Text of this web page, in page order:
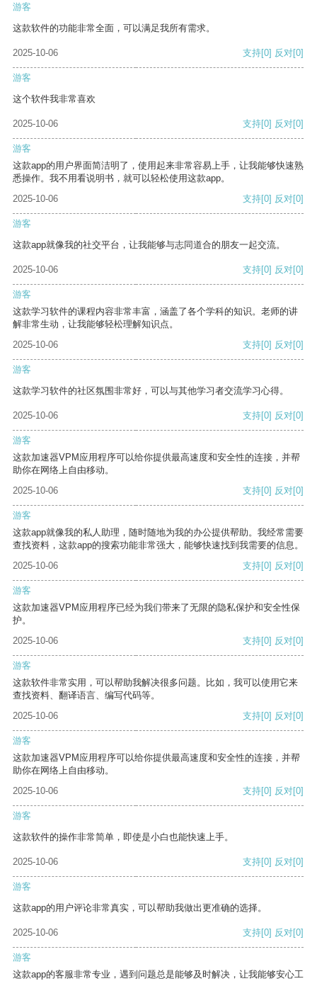
游客
这款软件的功能非常全面，可以满足我所有需求。
2025-10-06 支持[0] 反对[0]
游客
这个软件我非常喜欢
2025-10-06 支持[0] 反对[0]
游客
这款app的用户界面简洁明了，使用起来非常容易上手，让我能够快速熟
悉操作。我不用看说明书，就可以轻松使用这款app。
2025-10-06
支持[0] 反对[0]
游客
这款app就像我的社交平台，让我能够与志同道合的朋友一起交流。
2025-10-06 支持[0] 反对[0]
游客
这款学习软件的课程内容非常丰富，涵盖了各个学科的知识。老师的讲
解非常生动，让我能够轻松理解知识点。
2025-10-06
支持[0] 反对[0]
游客
这款学习软件的社区氛围非常好，可以与其他学习者交流学习心得。
2025-10-06 支持[0] 反对[0]
游客
这款加速器VPM应用程序可以给你提供最高速度和安全性的连接，并帮
助你在网络上自由移动。
2025-10-06
支持[0] 反对[0]
游客
这款app就像我的私人助理，随时随地为我的办公提供帮助。我经常需要
查找资料，这款app的搜索功能非常强大，能够快速找到我需要的信息。
2025-10-06
支持[0] 反对[0]
游客
这款加速器VPM应用程序已经为我们带来了无限的隐私保护和安全性保
护。
2025-10-06
支持[0] 反对[0]
游客
这款软件非常实用，可以帮助我解决很多问题。比如，我可以使用它来
查找资料、翻译语言、编写代码等。
2025-10-06
支持[0] 反对[0]
游客
这款加速器VPM应用程序可以给你提供最高速度和安全性的连接，并帮
助你在网络上自由移动。
2025-10-06
支持[0] 反对[0]
游客
这款软件的操作非常简单，即使是小白也能快速上手。
2025-10-06 支持[0] 反对[0]
游客
这款app的用户评论非常真实，可以帮助我做出更准确的选择。
2025-10-06 支持[0] 反对[0]
游客
这款app的客服非常专业，遇到问题总是能够及时解决，让我能够安心工